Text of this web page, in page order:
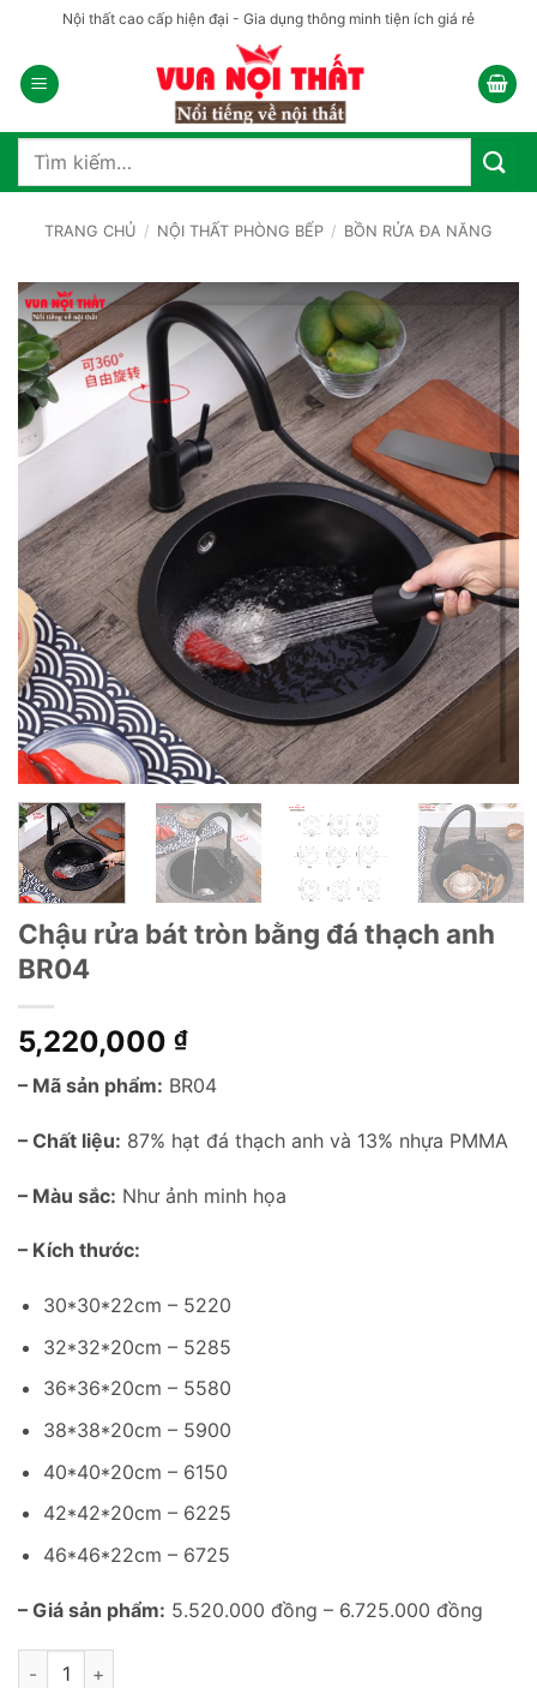
nội
dung
Nội thất cao cấp hiện đại - Gia dụng thông minh tiện ích giá rẻ
Tìm
TRANG CHỦ / NỘI THẤT PHÒNG BẾP / BỒN RỬA ĐA NĂNG
Chậu rửa bát tròn bằng đá thạch anh
BR04
5,220,000 ₫
– Mã sản phẩm: BR04
– Chất liệu: 87% hạt đá thạch anh và 13% nhựa PMMA
– Màu sắc: Như ảnh minh họa
– Kích thước:
30*30*22cm – 5220
32*32*20cm – 5285
36*36*20cm – 5580
38*38*20cm – 5900
40*40*20cm – 6150
42*42*20cm – 6225
46*46*22cm – 6725
– Giá sản phẩm: 5.520.000 đồng – 6.725.000 đồng
Chậu rửa bát tròn bằng đá thạch anh BR04 số lượng